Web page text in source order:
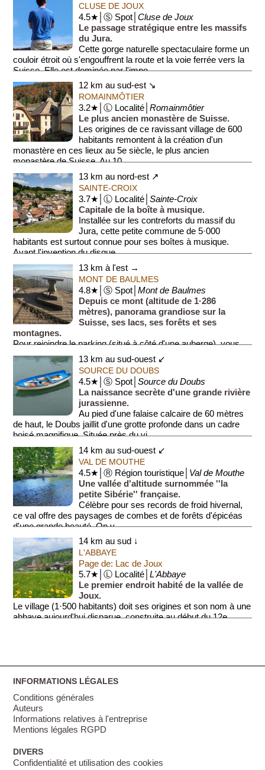
CLUSE DE JOUX
4.5★│Ⓢ Spot│Cluse de Joux
Le passage stratégique entre les massifs
du Jura.
Cette gorge naturelle spectaculaire forme un
couloir étroit où s'engouffrent la route et la voie ferrée vers la
Suisse. Elle est dominée par l'impo...
12 km au sud-est ↘
ROMAINMÔTIER
3.2★│Ⓛ Localité│Romainmôtier
Le plus ancien monastère de Suisse.
Les origines de ce ravissant village de 600
habitants remontent à la création d'un
monastère en ces lieux au 5e siècle, le plus ancien
monastère de Suisse. Au 10...
13 km au nord-est ↗
SAINTE-CROIX
3.7★│Ⓛ Localité│Sainte-Croix
Capitale de la boîte à musique.
Installée sur les contreforts du massif du
Jura, cette petite commune de 5·000
habitants est surtout connue pour ses boîtes à musique.
Avant l'invention du disque, ...
13 km à l'est →
MONT DE BAULMES
4.8★│Ⓢ Spot│Mont de Baulmes
Depuis ce mont (altitude de 1·286
mètres), panorama grandiose sur la
Suisse, ses lacs, ses forêts et ses
montagnes.
Pour rejoindre le parking (situé à côté d'une auberge), vous
emprunterez une ro...13 km au sud-ouest ↙
SOURCE DU DOUBS
4.5★│Ⓢ Spot│Source du Doubs
La naissance secrète d'une grande rivière
jurassienne.
Au pied d'une falaise calcaire de 60 mètres
de haut, le Doubs jaillit d'une grotte profonde dans un cadre
boisé magnifique. Située près du vi...
14 km au sud-ouest ↙
VAL DE MOUTHE
4.5★│Ⓡ Région touristique│ Val de Mouthe
Une vallée d'altitude surnommée ''la
petite Sibérie'' française.
Célèbre pour ses records de froid hivernal,
ce val offre des paysages de combes et de forêts d'épicéas
d'une grande beauté. On y ...
14 km au sud ↓
L'ABBAYE
Page de: Lac de Joux
5.7★│Ⓛ Localité│L'Abbaye
Le premier endroit habité de la vallée de
Joux.
Le village (1·500 habitants) doit ses origines et son nom à une
abbaye aujourd'hui disparue, construite au début du 12e
INFORMATIONS LÉGALES
Conditions générales
Auteurs
Informations relatives à l'entreprise
Mentions légales RGPD
DIVERS
Confidentialité et utilisation des cookies